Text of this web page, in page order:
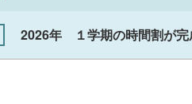
2026年 １学期の時間割が完